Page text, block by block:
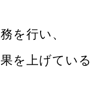
を行い、
を上げている